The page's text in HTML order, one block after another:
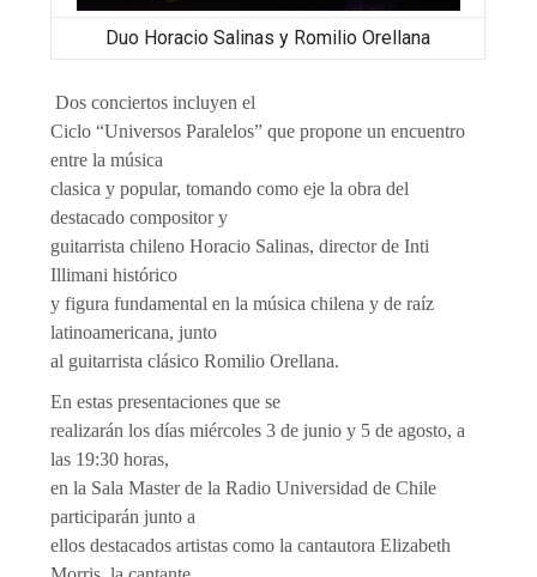
Duo Horacio Salinas y Romilio Orellana
Dos conciertos incluyen el
Ciclo “Universos Paralelos” que propone un encuentro
entre la música
clasica y popular, tomando como eje la obra del
destacado compositor y
guitarrista chileno Horacio Salinas, director de Inti
Illimani histórico
y figura fundamental en la música chilena y de raíz
latinoamericana, junto
al guitarrista clásico Romilio Orellana.
En estas presentaciones que se
realizarán los días miércoles 3 de junio y 5 de agosto, a
las 19:30 horas,
en la Sala Master de la Radio Universidad de Chile
participarán junto a
ellos destacados artistas como la cantautora Elizabeth